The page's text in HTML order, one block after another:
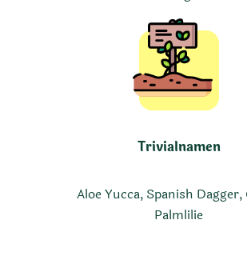
Trivialnamen
Aloe Yucca, Spanish Dagger,
Palmlilie